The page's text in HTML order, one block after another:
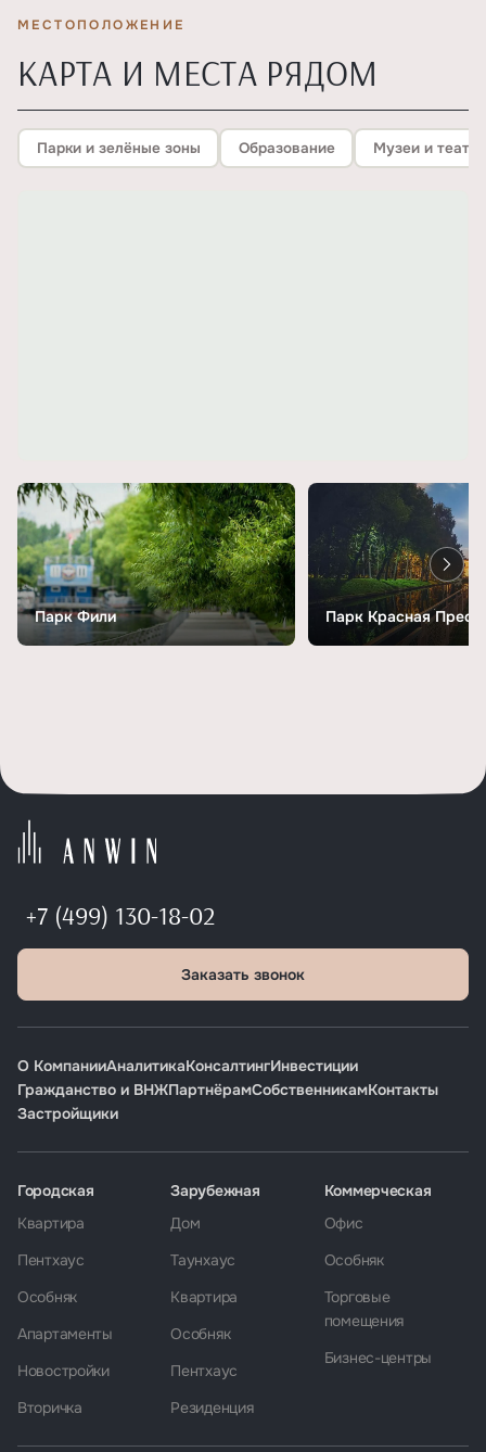
МЕСТОПОЛОЖЕНИЕ
КАРТА И МЕСТА РЯДОМ
Парки и зелёные зоны Образование Музеи и
Парк Фили Парк Красная
+7 (499) 130-18-02
Заказать звонок
О КомпанииАналитикаКонсалтингИнвестиции
Гражданство и ВНЖПартнёрамСобственникамКонтакты
Застройщики
Городская
Квартира
Пентхаус
Особняк
Апартаменты
Новостройки
Вторичка
Зарубежная
Дом
Таунхаус
Квартира
Особняк
Пентхаус
Резиденция
Коммерческая
Офис
Особняк
Торговые
помещения
Бизнес-центры